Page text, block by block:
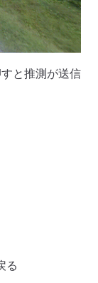
と推測が送信
る